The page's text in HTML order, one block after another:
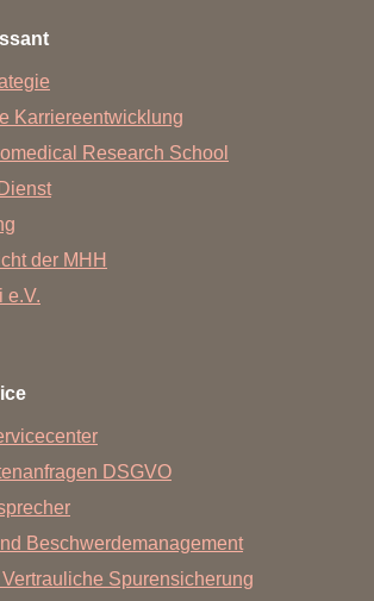
Karriereentwicklung
Research School
der MHH
e.V.
DSGVO
Beschwerdemanagement
Spurensicherung